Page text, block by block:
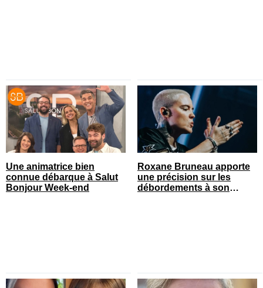
Une animatrice bien
connue débarque à Salut
Bonjour Week-end
Roxane Bruneau apporte
une précision sur les
débordements à son